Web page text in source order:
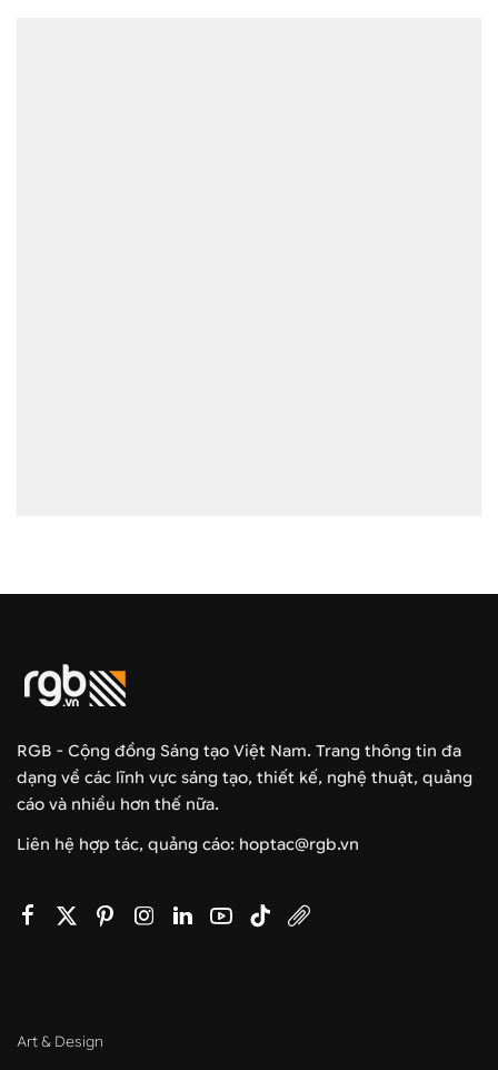
RGB - Cộng đồng Sáng tạo Việt Nam. Trang thông tin đa
dạng về các lĩnh vực sáng tạo, thiết kế, nghệ thuật, quảng
cáo và nhiều hơn thế nữa.
Liên hệ hợp tác, quảng cáo: hoptac@rgb.vn
Art & Design